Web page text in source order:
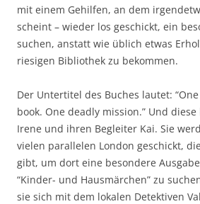
mit einem Gehilfen, an dem
scheint – wieder los geschickt, ein
suchen, anstatt wie üblich etwas
riesigen Bibliothek zu bekommen.
Der Untertitel des Buches lautet:
book. One deadly mission.” Und
Irene und ihren Begleiter Kai. Sie
vielen parallelen London geschickt,
gibt, um dort eine besondere
“Kinder- und Hausmärchen” zu
sie sich mit dem lokalen Detektiven